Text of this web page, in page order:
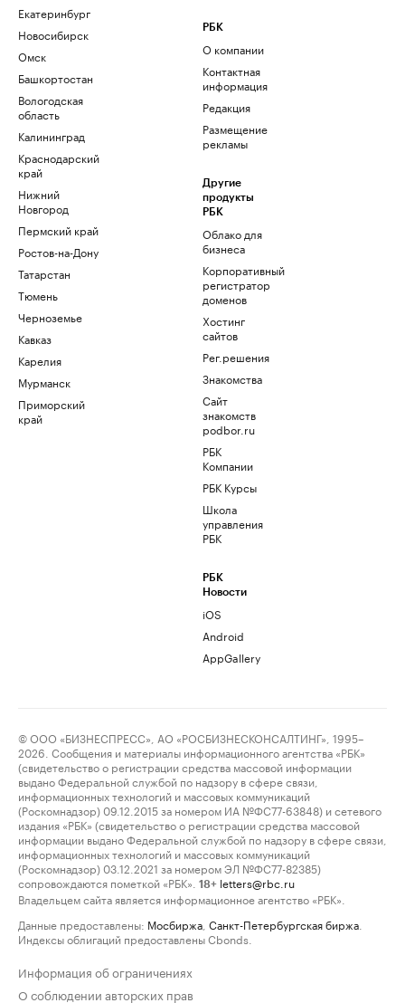
Екатеринбург
Новосибирск
Омск
Башкортостан
Вологодская
область
Калининград
Краснодарский
край
Нижний
Новгород
Пермский край
Ростов-на-Дону
Татарстан
Тюмень
Черноземье
Кавказ
Карелия
Мурманск
Приморский
край
РБК
О компании
Контактная
информация
Редакция
Размещение
рекламы
Другие
продукты
РБК
Облако для
бизнеса
Корпоративный
регистратор
доменов
Хостинг
сайтов
Рег.решения
Знакомства
Сайт
знакомств
podbor.ru
РБК
Компании
РБК Курсы
Школа
управления
РБК
РБК
Новости
iOS
Android
AppGallery
© ООО «БИЗНЕСПРЕСС», АО «РОСБИЗНЕСКОНСАЛТИНГ», 1995–
2026. Сообщения и материалы информационного агентства «РБК»
(свидетельство о регистрации средства массовой информации
выдано Федеральной службой по надзору в сфере связи,
информационных технологий и массовых коммуникаций
(Роскомнадзор) 09.12.2015 за номером ИА №ФС77-63848) и сетевого
издания «РБК» (свидетельство о регистрации средства массовой
информации выдано Федеральной службой по надзору в сфере связи,
информационных технологий и массовых коммуникаций
(Роскомнадзор) 03.12.2021 за номером ЭЛ №ФС77-82385)
сопровождаются пометкой «РБК».
18+ letters@rbc.ru
Владельцем сайта является информационное агентство «РБК».
Данные предоставлены: Мосбиржа Санкт-Петербургская биржа
Индексы облигаций предоставлены Cbonds.
Информация об ограничениях
О соблюдении авторских прав